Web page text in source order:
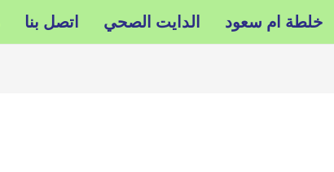
خلطة ام سعود الدايت الصحي اتصل بنا